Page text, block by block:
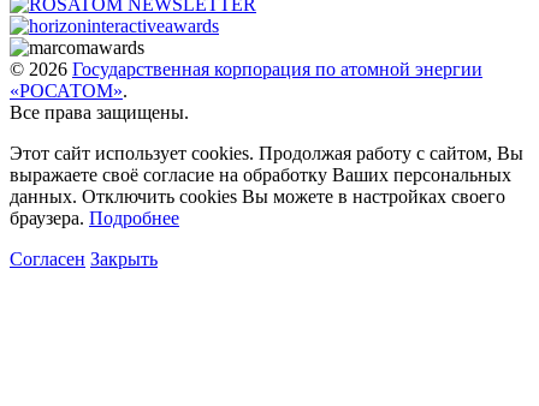
© 2026 Государственная корпорация по атомной энергии
«РОСАТОМ».
Все права защищены.
Этот сайт использует cookies. Продолжая работу с сайтом, Вы
выражаете своё согласие на обработку Ваших персональных
данных. Отключить cookies Вы можете в настройках своего
браузера. Подробнее
Согласен Закрыть